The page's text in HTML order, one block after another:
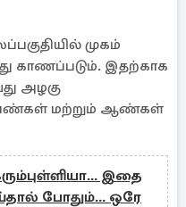
முகம்
காணப்படும். இதற்காக
அழகு
மற்றும் ஆண்கள்
இதை
போதும்... ஒரே